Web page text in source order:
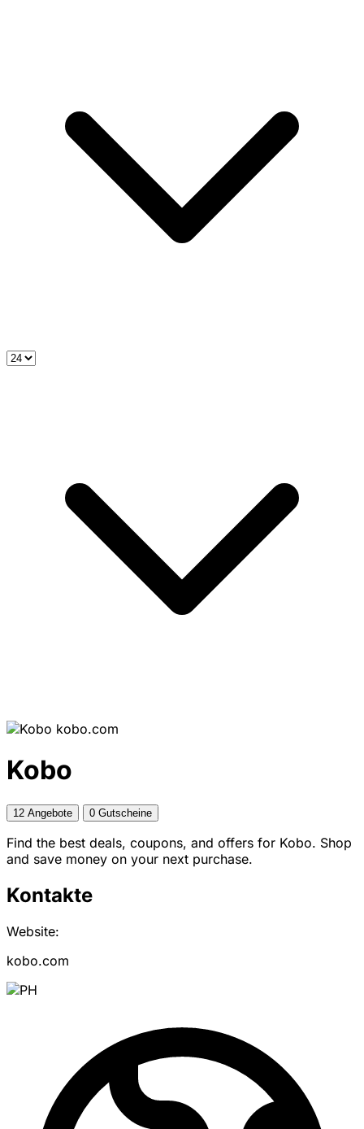
kobo.com
Kobo
12 Angebote 0 Gutscheine
Find the best deals, coupons, and offers for Kobo. Shop
and save money on your next purchase.
Kontakte
Website:
kobo.com